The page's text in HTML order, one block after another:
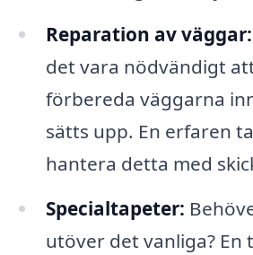
Reparation av väggar:
det vara nödvändigt
förbereda väggarna
sätts upp. En erfaren
hantera detta med
Specialtapeter:
utöver det vanliga? En